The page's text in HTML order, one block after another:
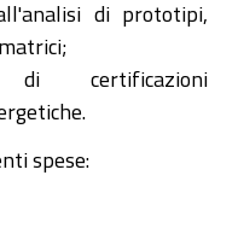
di prototipi,
di certificazioni
spese: